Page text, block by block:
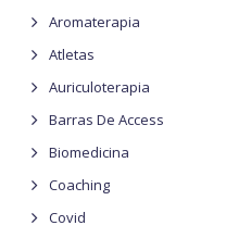
Aromaterapia
Atletas
Auriculoterapia
Barras De Access
Biomedicina
Coaching
Covid